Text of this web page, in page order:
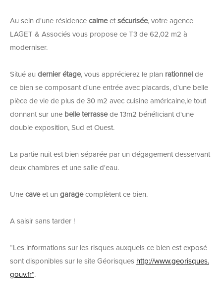
Au sein d'une résidencecalmeetsécurisée, votre agence
LAGET & Associés vous propose ce T3 de 62,02 m2 à
moderniser.
Situé au dernier étage, vous apprécierez le plan rationnelde
ce bien se composant d'une entrée avec placards, d'une belle
pièce de vie de plus de 30 m2 avec cuisine américaine,le tout
donnant sur une belle terrassede 13m2 bénéficiant d'une
double exposition, Sud et Ouest.
La partie nuit est bien séparée par un dégagement desservant
deux chambres et une salle d'eau.
Unecaveet un garagecomplètent ce bien.
A saisir sans tarder !
“Les informations sur les risques auxquels ce bien est exposé
sont disponibles sur le site Géorisques http://www.georisques.
gouv.fr”.